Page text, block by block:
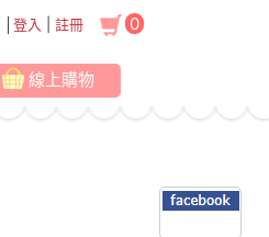
登入 註冊 0
線上購物